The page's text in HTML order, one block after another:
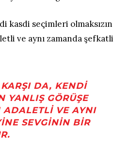
kasdi seçimleri olmaksızın
ve aynı zamanda şefkatli
DA, KENDI
YANLIŞ GÖRÜŞE
VE AYNI
SEVGININ BIR